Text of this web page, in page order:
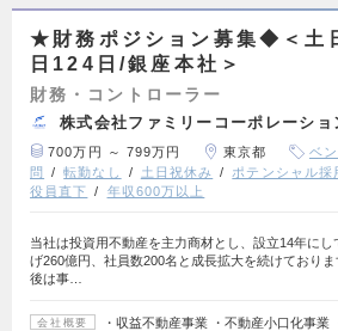
★財務ポジション募集◆＜土
日124日/銀座本社＞
財務・コントローラー
株式会社ファミリーコーポレーショ
700万円 ～ 799万円 東京都 ベ
問
転勤なし 土日祝休み ポテンシャル採
役員直下
年収600万以上
当社は投資用不動産を主力商材とし、設立14年にし
げ260億円、社員数200名と成長拡大を続けており
後は事…
会社概要
・収益不動産事業 ・不動産小口化事業